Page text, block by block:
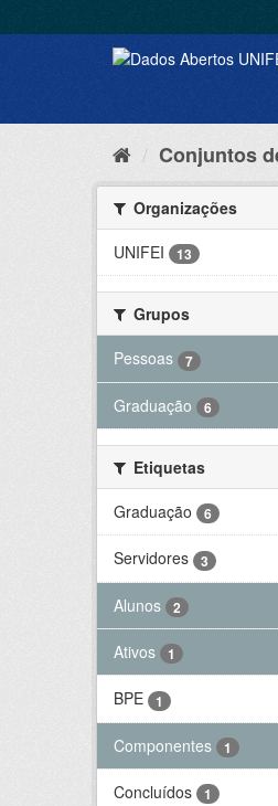
Conjuntos
Organizações
UNIFEI
13
Grupos
Pessoas
7
Graduação 6
Etiquetas
Graduação
6
Servidores 3
Alunos 2
Ativos 1
BPE 1
Componentes 1
Concluídos 1